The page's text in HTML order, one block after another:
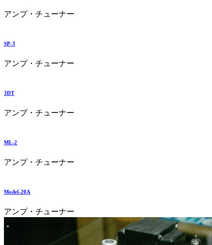
アンプ・チューナー
SP-3
アンプ・チューナー
3DT
アンプ・チューナー
ML-2
アンプ・チューナー
Model-20A
アンプ・チューナー